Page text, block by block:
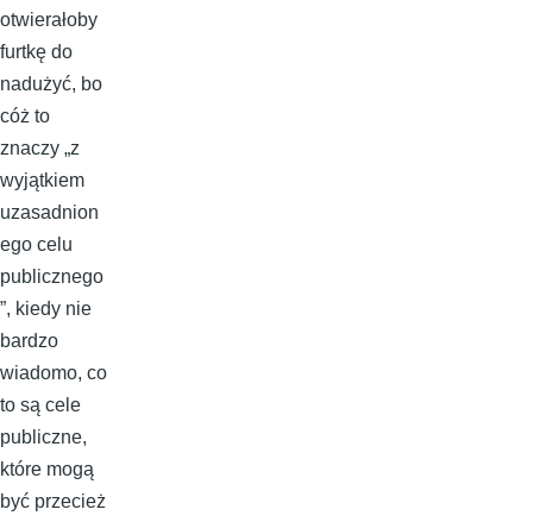
otwierałoby
furtkę do
nadużyć, bo
cóż to
znaczy „z
wyjątkiem
uzasadnion
ego celu
publicznego
”, kiedy nie
bardzo
wiadomo, co
to są cele
publiczne,
które mogą
być przecież